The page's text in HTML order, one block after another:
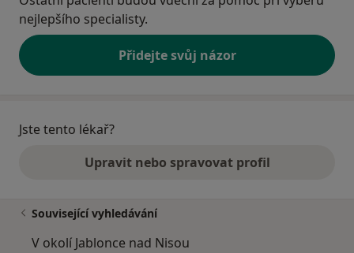
nejlepšího specialisty.
Přidejte svůj názor
Jste tento lékař?
Upravit nebo spravovat profil
Související vyhledávání
V okolí Jablonce nad Nisou